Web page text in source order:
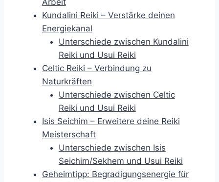
Arbeit
Kundalini Reiki – Verstärke deinen
Energiekanal
Unterschiede zwischen Kundalini
Reiki und Usui Reiki
Celtic Reiki – Verbindung zu
Naturkräften
Unterschiede zwischen Celtic
Reiki und Usui Reiki
Isis Seichim – Erweitere deine Reiki
Meisterschaft
Unterschiede zwischen Isis
Seichim/Sekhem und Usui Reiki
Geheimtipp: Begradigungsenergie für